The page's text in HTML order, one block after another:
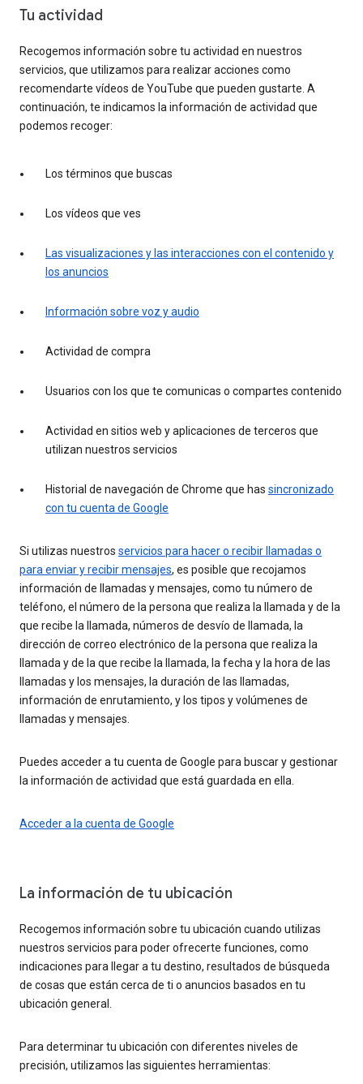
Tu actividad
Recogemos información sobre tu actividad en nuestros
servicios, que utilizamos para realizar acciones como
recomendarte vídeos de YouTube que pueden gustarte. A
continuación, te indicamos la información de actividad que
podemos recoger:
Los términos que buscas
Los vídeos que ves
Las visualizaciones y las interacciones con el contenido y
los anuncios
Información sobre voz y audio
Actividad de compra
Usuarios con los que te comunicas o compartes contenido
Actividad en sitios web y aplicaciones de terceros que
utilizan nuestros servicios
Historial de navegación de Chrome que has sincronizado
con tu cuenta de Google
Si utilizas nuestros servicios para hacer o recibir llamadas o
para enviar y recibir mensajes, es posible que recojamos
información de llamadas y mensajes, como tu número de
teléfono, el número de la persona que realiza la llamada y de la
que recibe la llamada, números de desvío de llamada, la
dirección de correo electrónico de la persona que realiza la
llamada y de la que recibe la llamada, la fecha y la hora de las
llamadas y los mensajes, la duración de las llamadas,
información de enrutamiento, y los tipos y volúmenes de
llamadas y mensajes.
Puedes acceder a tu cuenta de Google para buscar y gestionar
la información de actividad que está guardada en ella.
Acceder a la cuenta de Google
La información de tu ubicación
Recogemos información sobre tu ubicación cuando utilizas
nuestros servicios para poder ofrecerte funciones, como
indicaciones para llegar a tu destino, resultados de búsqueda
de cosas que están cerca de ti o anuncios basados en tu
ubicación general.
Para determinar tu ubicación con diferentes niveles de
precisión, utilizamos las siguientes herramientas: